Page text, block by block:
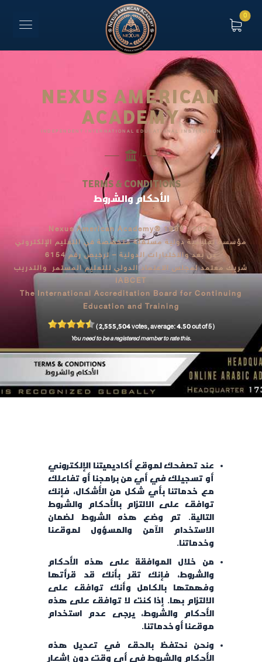
NEXUS AMERICAN
ACADEMY
INDEPENDENT INTERNATIONAL EDUCATIONAL INSTITUTION
TERMS & CONDITIONS
الأحكام والشروط
Nexus American Academy® 1999 : 2026
مؤسسة تعليمية دولية مستقلة متخصصة في التعليم الإلكتروني
عن بعد والاختبارات الدولية – ترخيص رقم 6154
شريك معتمد لمجلس الاعتماد الدولي للتعليم المستمر والتدريب
IABCET
The International Accreditation Board for Continuing
Education and Training
(2,555,504votes, average:4.50out of 5 )
You need to be a registered member to rate this.
عند تصفحك لموقع أكاديميتنا الإلكتروني
أو تسجيلك في أي من برامجنا أو تفاعلك
مع خدماتنا بأي شكل من الأشكال، فإنك
توافق على الالتزام بالأحكام والشروط
التالية. تم وضع هذه الشروط لضمان
الاستخدام الآمن والمسؤول لموقعنا
وخدماتنا.
من خلال الموافقة على هذه الأحكام
والشروط، فإنك تقر بأنك قد قرأتها
وفهمتها بالكامل وأنك توافق على
الالتزام بها. إذا كنت لا توافق على هذه
الأحكام والشروط، يرجى عدم استخدام
موقعنا أو خدماتنا.
ونحن نحتفظ بالحق في تعديل هذه
الأحكام والشروط في أي وقت دون إشعار